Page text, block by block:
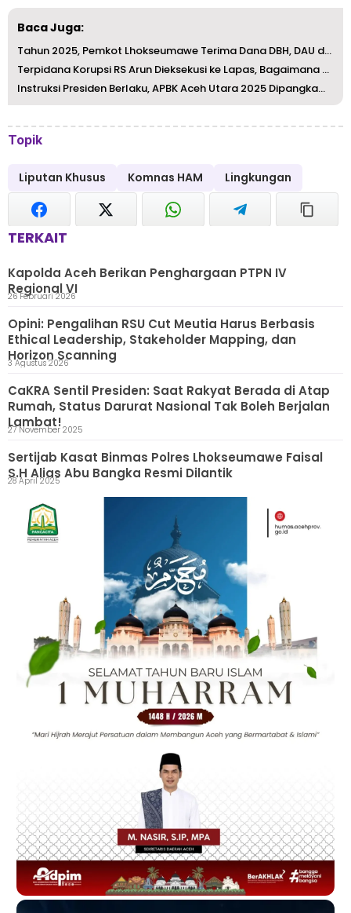
Baca Juga:
Tahun 2025, Pemkot Lhokseumawe Terima Dana DBH, DAU dan D...
Terpidana Korupsi RS Arun Dieksekusi ke Lapas, Bagaimana ...
Instruksi Presiden Berlaku, APBK Aceh Utara 2025 Dipangka...
Topik
Liputan Khusus Komnas HAM Lingkungan
TERKAIT
Kapolda Aceh Berikan Penghargaan PTPN IV
Regional VI
26 Februari 2026
Opini: Pengalihan RSU Cut Meutia Harus Berbasis
Ethical Leadership, Stakeholder Mapping, dan
Horizon Scanning
3 Agustus 2026
CaKRA Sentil Presiden: Saat Rakyat Berada di Atap
Rumah, Status Darurat Nasional Tak Boleh Berjalan
Lambat!27 November 2025
Sertijab Kasat Binmas Polres Lhokseumawe Faisal
S.H Alias Abu Bangka Resmi Dilantik
28 April 2025